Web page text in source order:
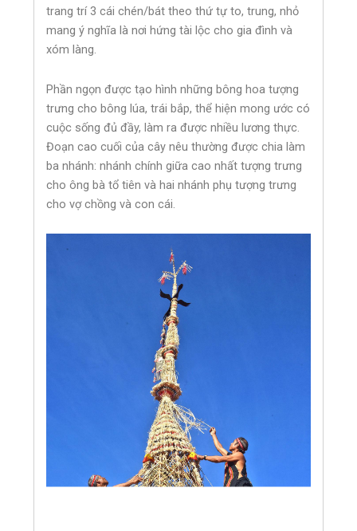
trang trí 3 cái chén/bát theo thứ tự to, trung, nhỏ
mang ý nghĩa là nơi hứng tài lộc cho gia đình và
xóm làng.
Phần ngọn được tạo hình những bông hoa tượng
trưng cho bông lúa, trái bắp, thể hiện mong ước có
cuộc sống đủ đầy, làm ra được nhiều lương thực.
Đoạn cao cuối của cây nêu thường được chia làm
ba nhánh: nhánh chính giữa cao nhất tượng trưng
cho ông bà tổ tiên và hai nhánh phụ tượng trưng
cho vợ chồng và con cái.